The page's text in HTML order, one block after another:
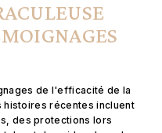
de l'efficacité de la
histoires récentes incluent
des protections lors